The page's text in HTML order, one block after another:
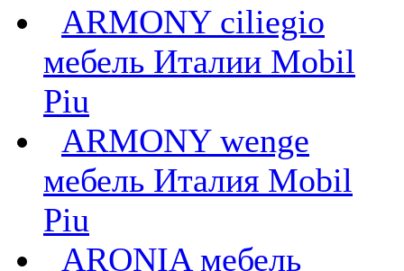
ARMONY ciliegio
мебель Италии Mobil
Piu
ARMONY wenge
мебель Италия Mobil
Piu
ARONIA мебель